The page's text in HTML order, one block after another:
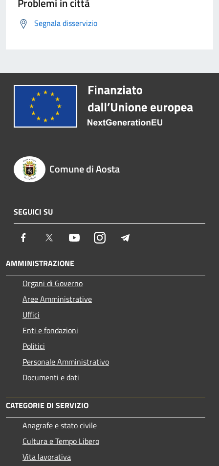
Segnala disservizio
Comune di Aosta
SEGUICI SU
Facebook Twitter YoutubeInstagram
AMMINISTRAZIONE
Organi di Governo
Aree Amministrative
Uffici
Enti e fondazioni
Politici
Personale Amministrativo
Documenti e dati
CATEGORIE DI SERVIZIO
Anagrafe e stato civile
Cultura e Tempo Libero
Vita lavorativa